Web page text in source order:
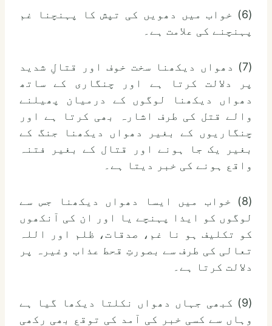
(6) خواب میں دھویں کی تپش کا پہنچنا غم
پہنچنے کی علامت ہے۔
(7) دھواں دیکھنا سخت خوف اور قتالِ شدید
پر دلالت کرتا ہے اور چنگاری کے ساتھ
دھواں دیکھنا لوگوں کے درمیان پھیلنے
والے قتل کی طرف اشارہ بھی کرتا ہے اور
چنگاریوں کے بغیر دھواں دیکھنا جنگ کے
بغیر یک جا ہونے اور قتال کے بغیر فتنہ
واقع ہونے کی خبر دیتا ہے۔
(8) خواب میں ایسا دھواں دیکھنا جس سے
لوگوں کو ایذا پہنچے یا اور ان کی آنکھوں
کو تکلیف ہو نا غم، صدقات، ظلم اور اللہ
تعالی کی طرف سے بصورتِ قحط عذاب وغیرہ پر
دلالت کرتا ہے۔
(9) کبھی جہاں دھواں نکلتا دیکھا گیا ہے
وہاں سے کسی خبر کی آمد کی توقع بھی رکھی